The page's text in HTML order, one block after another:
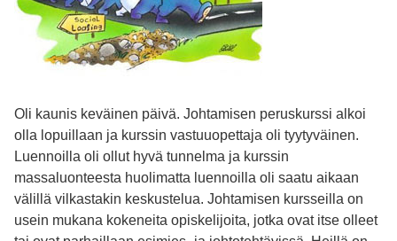
Oli kaunis keväinen päivä. Johtamisen peruskurssi alkoi
olla lopuillaan ja kurssin vastuuopettaja oli tyytyväinen.
Luennoilla oli ollut hyvä tunnelma ja kurssin
massaluonteesta huolimatta luennoilla oli saatu aikaan
välillä vilkastakin keskustelua. Johtamisen kursseilla on
usein mukana kokeneita opiskelijoita, jotka ovat itse olleet